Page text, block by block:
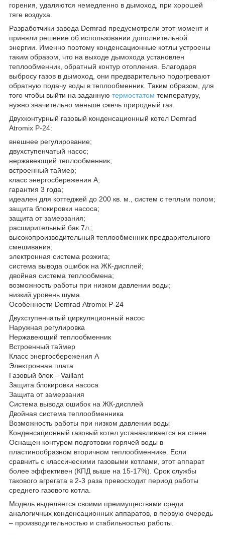
горения, удаляются немедленно в дымоход, при хорошей
тяге воздуха.
Разработчики завода Demrad предусмотрели этот момент и
приняли решение об использовании дополнительной
энергии. Именно поэтому конденсационные котлы устроены
таким образом, что на выходе дымохода установлен
теплообменник, обратный контур отопления. Благодаря
выбросу газов в дымоход, они предварительно подогревают
обратную подачу воды в теплообменник. Таким образом, для
того чтобы выйти на заданную термостатом температуру,
нужно значительно меньше сжечь природный газ.
Двухконтурный газовый конденсационный котел Demrad
Atromix P-24:
внешнее регулирование;
двухступенчатый насос;
нержавеющий теплообменник;
встроенный таймер;
класс энергосбережения А;
гарантия 3 года;
идеален для коттеджей до 200 кв. м., систем с теплым полом;
защита блокировки насоса;
защита от замерзания;
расширительный бак 7л.;
высокопроизводительный теплообменник предварительного
смешивания;
электронная система розжига;
система вывода ошибок на ЖК-дисплей;
двойная система теплообмена;
возможность работы при низком давлении воды;
низкий уровень шума.
Особенности Demrad Atromix P-24
Двухступенчатый циркуляционный насос
Наружная регулировка
Нержавеющий теплообменник
Встроенный таймер
Класс энергосбережения А
Электронная плата
Газовый блок – Vaillant
Защита блокировки насоса
Защита от замерзания
Система вывода ошибок на ЖК-дисплей
Двойная система теплообменника
Возможность работы при низком давлении воды
Конденсационный газовый котел устанавливается на стене.
Оснащен контуром подготовки горячей воды в
пластинообразном вторичном теплообменнике. Если
сравнить с классическими газовыми котлами, этот аппарат
более эффективен (КПД выше на 15-17%). Срок службы
такового агрегата в 2-3 раза превосходит период работы
среднего газового котла.
Модель выделяется своими преимуществами среди
аналогичных конденсационных аппаратов, в первую очередь
– производительностью и стабильностью работы.